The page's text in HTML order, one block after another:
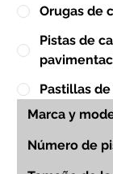
Orugas de
Pistas de
Pastillas